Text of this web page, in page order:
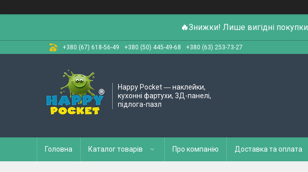
🔥Знижки! Лише вигідні покупки
+380 (67) 618-56-49 +380 (50) 445-49-68 +380 (63) 253-73-27
Happy Pocket ― наклейки,
кухонні фартухи, 3Д-панелі,
підлога-пазл
Головна Каталог товарів Про компанію Доставка та оплата